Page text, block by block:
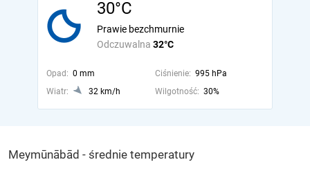
30°C
Odczuwalna 32°C
Prawie bezchmurnie
Opad: 0 mm Ciśnienie: 995 hPa
Wiatr:
32 km/h Wilgotność: 30%
Meymūnābād - średnie temperatury